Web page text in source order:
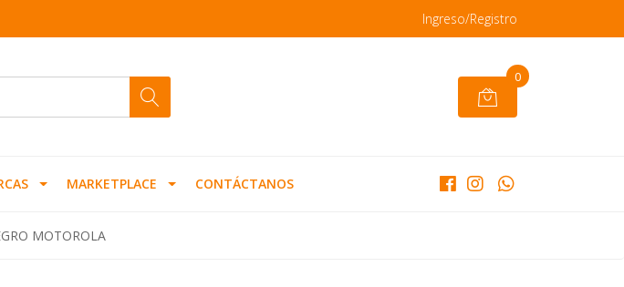
Ingreso/Registro
0
MARKETPLACE CONTÁCTANOS
MOTOROLA